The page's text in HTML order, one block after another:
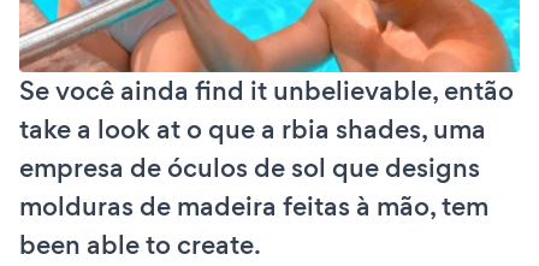
Se você ainda find it unbelievable, então
take a look at o que a rbia shades, uma
empresa de óculos de sol que designs
molduras de madeira feitas à mão, tem
been able to create.